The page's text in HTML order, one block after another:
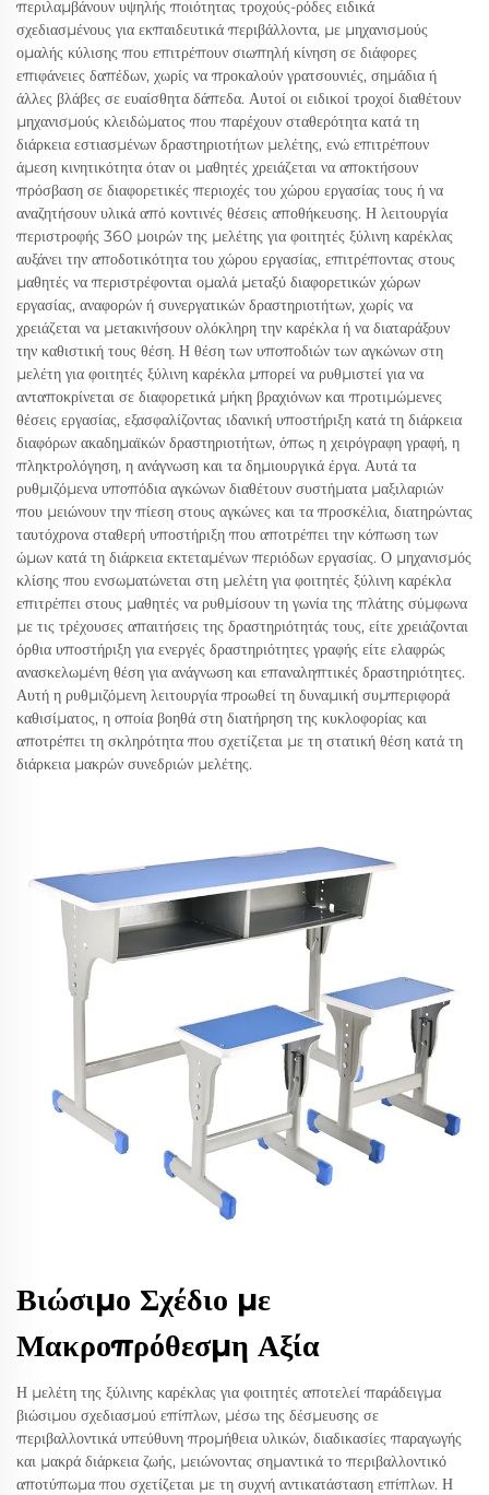
περιλαμβάνουν υψηλής ποιότητας τροχούς-ρόδες ειδικά
σχεδιασμένους για εκπαιδευτικά περιβάλλοντα, με μηχανισμούς
ομαλής κύλισης που επιτρέπουν σιωπηλή κίνηση σε διάφορες
επιφάνειες δαπέδων, χωρίς να προκαλούν γρατσουνιές, σημάδια ή
άλλες βλάβες σε ευαίσθητα δάπεδα. Αυτοί οι ειδικοί τροχοί διαθέτουν
μηχανισμούς κλειδώματος που παρέχουν σταθερότητα κατά τη
διάρκεια εστιασμένων δραστηριοτήτων μελέτης, ενώ επιτρέπουν
άμεση κινητικότητα όταν οι μαθητές χρειάζεται να αποκτήσουν
πρόσβαση σε διαφορετικές περιοχές του χώρου εργασίας τους ή να
αναζητήσουν υλικά από κοντινές θέσεις αποθήκευσης. Η λειτουργία
περιστροφής 360 μοιρών της μελέτης για φοιτητές ξύλινη καρέκλας
αυξάνει την αποδοτικότητα του χώρου εργασίας, επιτρέποντας στους
μαθητές να περιστρέφονται ομαλά μεταξύ διαφορετικών χώρων
εργασίας, αναφορών ή συνεργατικών δραστηριοτήτων, χωρίς να
χρειάζεται να μετακινήσουν ολόκληρη την καρέκλα ή να διαταράξουν
την καθιστική τους θέση. Η θέση των υποποδιών των αγκώνων στη
μελέτη για φοιτητές ξύλινη καρέκλα μπορεί να ρυθμιστεί για να
ανταποκρίνεται σε διαφορετικά μήκη βραχιόνων και προτιμώμενες
θέσεις εργασίας, εξασφαλίζοντας ιδανική υποστήριξη κατά τη διάρκεια
διαφόρων ακαδημαϊκών δραστηριοτήτων, όπως η χειρόγραφη γραφή, η
πληκτρολόγηση, η ανάγνωση και τα δημιουργικά έργα. Αυτά τα
ρυθμιζόμενα υποπόδια αγκώνων διαθέτουν συστήματα μαξιλαριών
που μειώνουν την πίεση στους αγκώνες και τα προσκέλια, διατηρώντας
ταυτόχρονα σταθερή υποστήριξη που αποτρέπει την κόπωση των
ώμων κατά τη διάρκεια εκτεταμένων περιόδων εργασίας. Ο μηχανισμός
κλίσης που ενσωματώνεται στη μελέτη για φοιτητές ξύλινη καρέκλα
επιτρέπει στους μαθητές να ρυθμίσουν τη γωνία της πλάτης σύμφωνα
με τις τρέχουσες απαιτήσεις της δραστηριότητάς τους, είτε χρειάζονται
όρθια υποστήριξη για ενεργές δραστηριότητες γραφής είτε ελαφρώς
ανασκελωμένη θέση για ανάγνωση και επαναληπτικές δραστηριότητες.
Αυτή η ρυθμιζόμενη λειτουργία προωθεί τη δυναμική συμπεριφορά
καθισίματος, η οποία βοηθά στη διατήρηση της κυκλοφορίας και
αποτρέπει τη σκληρότητα που σχετίζεται με τη στατική θέση κατά τη
διάρκεια μακρών συνεδριών μελέτης.
Βιώσιμο Σχέδιο με
Μακροπρόθεσμη Αξία
Η μελέτη της ξύλινης καρέκλας για φοιτητές αποτελεί παράδειγμα
βιώσιμου σχεδιασμού επίπλων, μέσω της δέσμευσης σε
περιβαλλοντικά υπεύθυνη προμήθεια υλικών, διαδικασίες παραγωγής
και μακρά διάρκεια ζωής, μειώνοντας σημαντικά το περιβαλλοντικό
αποτύπωμα που σχετίζεται με τη συχνή αντικατάσταση επίπλων. Η